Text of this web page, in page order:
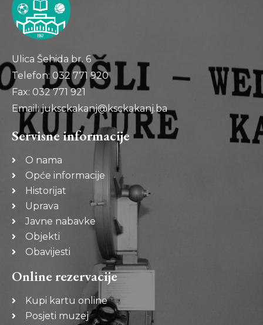
Ulica Šehida br. 6
Telefon: 032 771 920
Fax: 032 771 921
Email: juksckakanj@ksckakanj.ba
Servisne informacije
O nama
Opće informacije
Historijat
Uprava
Javne nabavke
Objekti
Obavijesti
Online rezervacije
Kupi kartu online
Posjeti muzej